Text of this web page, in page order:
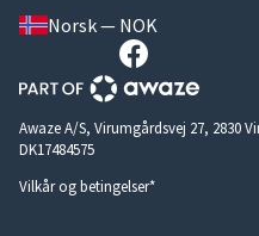
Norsk — NOK
Awaze A/S, Virumgårdsvej 27, 2830
DK17484575
Vilkår og betingelser*